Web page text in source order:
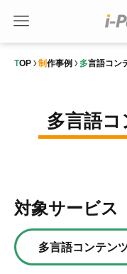
TOP 制作事例 多言語コ
多言語コ
対象サービス
多言語コンテン